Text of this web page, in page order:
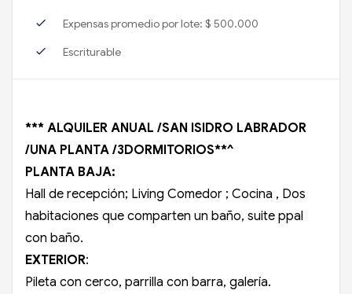
check Expensas promedio por lote: $ 500.000
check Escriturable
*** ALQUILER ANUAL /SAN ISIDRO LABRADOR
/UNA PLANTA /3DORMITORIOS**^
PLANTA BAJA:
Hall de recepción; Living Comedor ; Cocina , Dos
habitaciones que comparten un baño, suite ppal
con baño.
EXTERIOR:
Pileta con cerco, parrilla con barra, galería.